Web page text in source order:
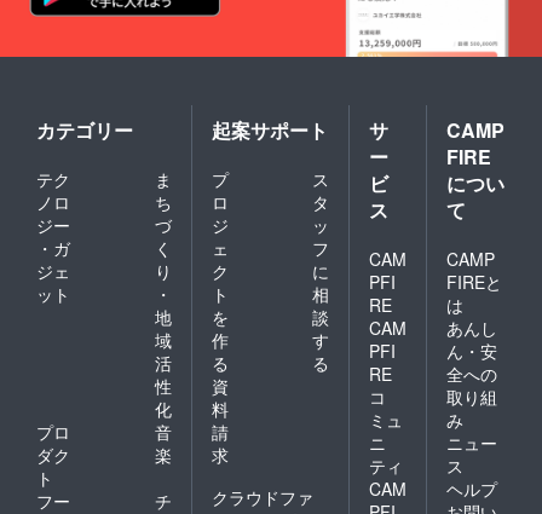
回数分
いいた
しま
す。 ・
有効期
限
2024年
6月から
5月まで
の1年間
こちら
でスケ
ジュー
ルを
メール
にてお
知らせ
しま
す。 ・
受講方
法 ス
Stella
marina
のキャ
なりま
すので
ご了承
くださ
い。 ▼
メール
2025/1/
5)、除
いた平
付プラ
ン ・1
回の利
用で大
人2名
までご
利用可
キャン
セル料
につい
Stella
marina
のキャ
ンセル
規定を
提供と
なりま
すので
確認く
ださ
い。 ・
室に付
き1日
1000円
は別途
宿泊時
お支払
い必要
※一般向
けの予
約開始
日前に
ご予定
を伺
い、優
先的に
ご予約
いただ
けるよ
うにし
ンから1
年間平
日のみ1
ことが
できま
す。 ※
一度に
最大4名
泊でき
ますが1
名様増
えるご
とに別
途1泊朝
食付ご
宿泊料
金がか
かりま
す。 ご
夕食は
別途料
金にて
前をご
記入下
さい。
スポン
サー欄
への掲
出＞
・
ページ
スポン
サー欄
への掲
載 海辺
の宿が
別荘気
分であ
なたの
もの
に！
オープ
ンから1
年間平
カテゴリー
テク
ノロ
ジー
・ガ
ジェ
ット
ま
ち
づ
く
り
・
地
域
活
性
化
プロ
ダク
ト
音
楽
フー
チ
起案サポート
プ
ロ
ジ
ェ
ク
ト
を
作
る
ス
タ
ッ
フ
に
相
談
す
る
資
料
請
求
クラウドファ
サ
ー
ビ
ス
CAM
PFI
RE
CAM
PFI
RE
コ
ミュ
ニ
ティ
CAM
CAMP
FIRE
につい
て
CAMP
FIREと
は
あんし
ん・安
全への
取り組
み
ニュー
ス
ヘルプ